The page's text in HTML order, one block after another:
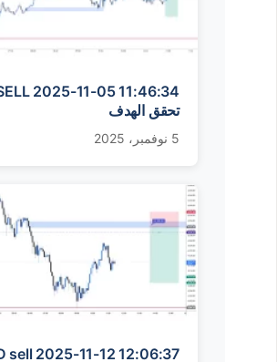
تحقق الهدف
5 نوفمبر، 2025